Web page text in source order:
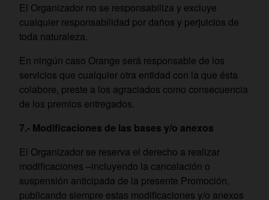
El Organizador no se responsabiliza y excluye
cualquier responsabilidad por daños y perjuicios de
toda naturaleza.
En ningún caso Orange será responsable de los
servicios que cualquier otra entidad con la que ésta
colabore, preste a los agraciados como consecuencia
de los premios entregados.
7.- Modificaciones de las bases y/o anexos
El Organizador se reserva el derecho a realizar
modificaciones –incluyendo la cancelación o
suspensión anticipada de la presente Promoción,
publicando siempre estas modificaciones y/o anexos